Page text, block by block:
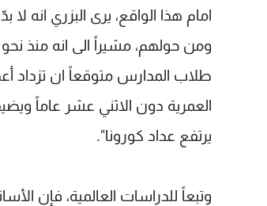
امام هذا الواقع، يرى البزري انه
طلاب المدارس متوقعاً ان تزداد
العمرية دون الاثني عشر عاماً
يرتفع عداد كورونا".
وتبعاً للدراسات العالمية، فإن